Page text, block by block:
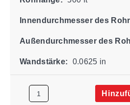
Innendurchmesser des
Außendurchmesser des
Wandstärke: 0.0625 in